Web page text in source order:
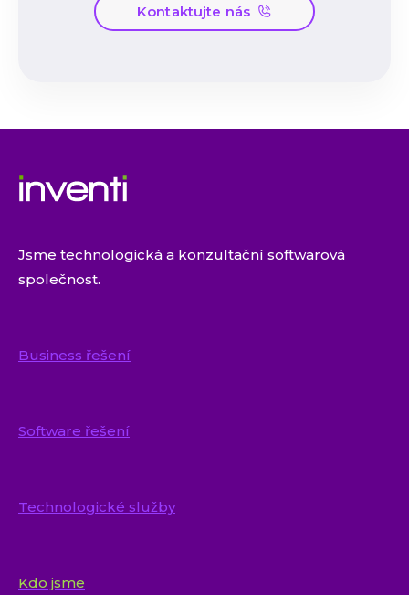
Kontaktujte nás
Jsme technologická a konzultační softwarová
společnost.
Business řešení
Software řešení
Technologické služby
Kdo jsme